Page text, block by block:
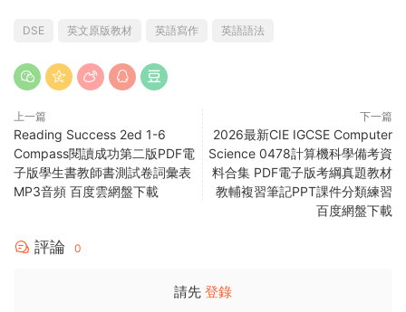
DSE 英文原版教材 英語寫作 英語語法
上一篇
Reading Success 2ed 1-6
Compass閱讀成功第二版PDF電
子版學生書教師書測試卷詞彙表
MP3音頻 百度雲網盤下載
下一篇
2026最新CIE IGCSE Computer
Science 0478計算機科學備考資
料合集 PDF電子版考綱真題教材
教輔複習筆記PPT課件分類練習
百度網盤下載
評論 0
請先 登錄